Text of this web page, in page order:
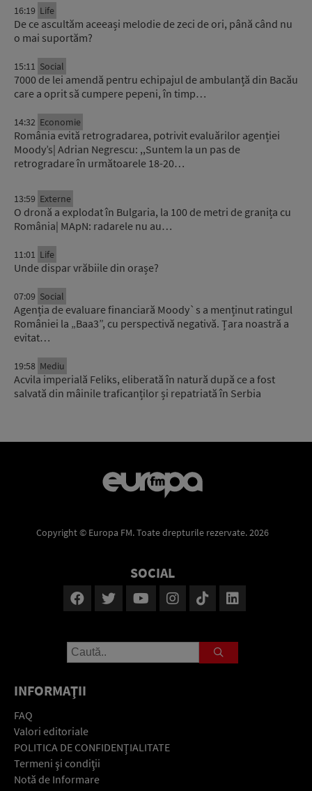
16:19 Life
De ce ascultăm aceeași melodie de zeci de ori, până când nu
o mai suportăm?
15:11 Social
7000 de lei amendă pentru echipajul de ambulanță din Bacău
care a oprit să cumpere pepeni, în timp…
14:32 Economie
România evită retrogradarea, potrivit evaluărilor agenției
Moody’s| Adrian Negrescu: ,,Suntem la un pas de
retrogradare în următoarele 18-20…
13:59 Externe
O dronă a explodat în Bulgaria, la 100 de metri de granița cu
România| MApN: radarele nu au…
11:01 Life
Unde dispar vrăbiile din orașe?
07:09 Social
Agenția de evaluare financiară Moody`s a menținut ratingul
României la „Baa3”, cu perspectivă negativă. Țara noastră a
evitat…
19:58 Mediu
Acvila imperială Feliks, eliberată în natură după ce a fost
salvată din mâinile traficanților și repatriată în Serbia
Copyright © Europa FM. Toate drepturile rezervate. 2026
SOCIAL
INFORMAŢII
FAQ
Valori editoriale
POLITICA DE CONFIDENŢIALITATE
Termeni şi condiţii
Notă de Informare